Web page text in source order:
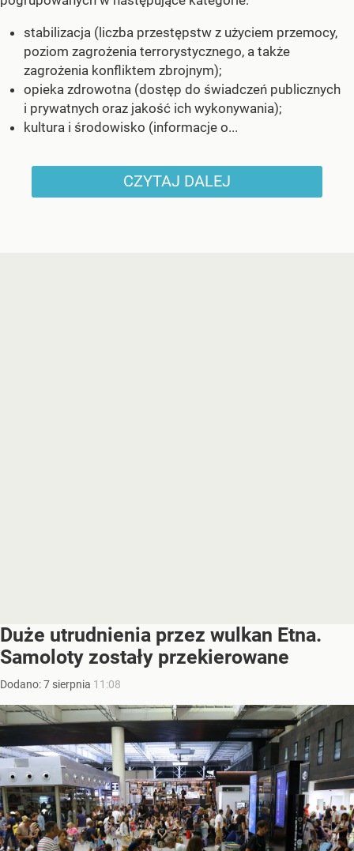
stabilizacja (liczba przestępstw z użyciem przemocy,
poziom zagrożenia terrorystycznego, a także
zagrożenia konfliktem zbrojnym);
opieka zdrowotna (dostęp do świadczeń publicznych
i prywatnych oraz jakość ich wykonywania);
kultura i środowisko (informacje o...
CZYTAJ DALEJ
Duże utrudnienia przez wulkan Etna.
Samoloty zostały przekierowane
Dodano:7 sierpnia 11:08